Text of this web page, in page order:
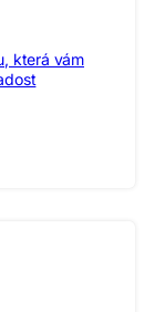
která vám